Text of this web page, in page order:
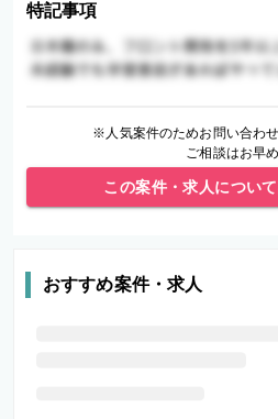
特記事項
※人気案件のためお問い合わせ
ご相談はお早め
この案件・求人につい
おすすめ案件・求人